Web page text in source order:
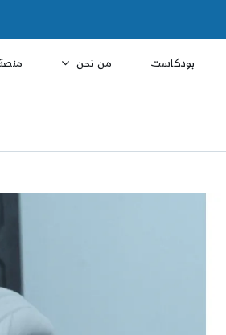
بودكاست من نحن